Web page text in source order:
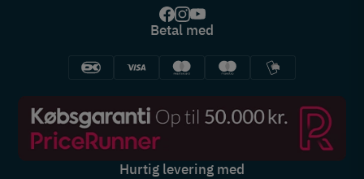
Betal med
Hurtig levering med